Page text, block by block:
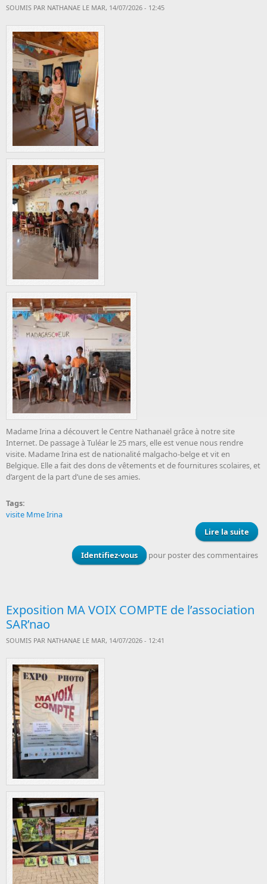
SOUMIS PAR NATHANAE LE MAR, 14/07/2026 - 12:45
Madame Irina a découvert le Centre Nathanaël grâce à notre site
Internet. De passage à Tuléar le 25 mars, elle est venue nous rendre
visite. Madame Irina est de nationalité malgacho-belge et vit en
Belgique. Elle a fait des dons de vêtements et de fournitures scolaires, et
d’argent de la part d’une de ses amies.
Tags:
visite Mme Irina
Lire la suite
de
Identifiez-vous pour poster des commentaires
Exposition MA VOIX COMPTE de l’association
SAR’nao
SOUMIS PAR NATHANAE LE MAR, 14/07/2026 - 12:41